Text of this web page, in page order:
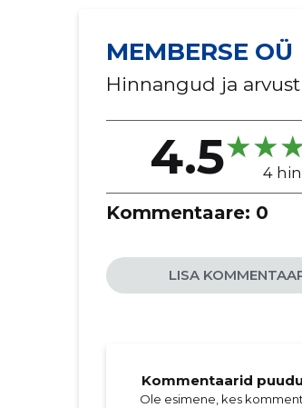
MEMBERSE OÜ
Hinnangud ja
4.5 4
Kommentaare: 0
LISA
Kommentaarid
Ole esimene, kes